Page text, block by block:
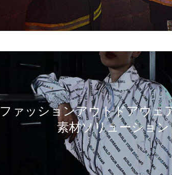
ファッションアウトドアウェ
素材ソリューション